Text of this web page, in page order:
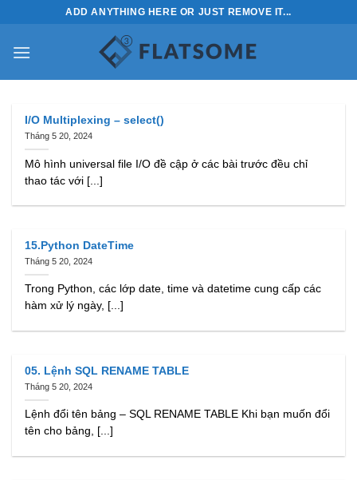
nội
ADD ANYTHING HERE OR JUST REMOVE IT...
I/O Multiplexing – select()
Tháng 5 20, 2024
Mô hình universal file I/O đề cập ở các bài trước đều chỉ
thao tác với [...]
15.Python DateTime
Tháng 5 20, 2024
Trong Python, các lớp date, time và datetime cung cấp các
hàm xử lý ngày, [...]
05. Lệnh SQL RENAME TABLE
Tháng 5 20, 2024
Lệnh đổi tên bảng – SQL RENAME TABLE Khi bạn muốn đổi
tên cho bảng, [...]